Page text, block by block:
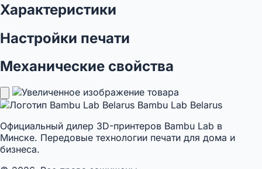
Характеристики
Настройки печати
Механические свойства
Bambu Lab Belarus
Официальный дилер 3D-принтеров Bambu Lab в
Минске. Передовые технологии печати для дома и
бизнеса.